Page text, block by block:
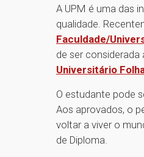
A UPM é uma das
qualidade.
Faculdade/
de ser considerada
Universitário
O estudante pode
Aos aprovados, o
voltar a viver o
de Diploma.